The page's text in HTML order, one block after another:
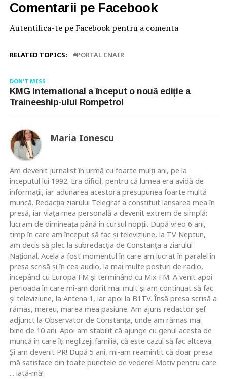
Comentarii pe Facebook
Autentifica-te pe Facebook pentru a comenta
RELATED TOPICS: PORTAL CNAIR
DON'T MISS
KMG International a început o nouă ediție a
Traineeship-ului Rompetrol
Maria Ionescu
Am devenit jurnalist în urmă cu foarte mulţi ani, pe la
începutul lui 1992. Era dificil, pentru că lumea era avidă de
informaţii, iar adunarea acestora presupunea foarte multă
muncă. Redacţia ziarului Telegraf a constituit lansarea mea în
presă, iar viaţa mea personală a devenit extrem de simplă:
lucram de dimineaţa până în cursul nopţii. După vreo 6 ani,
timp în care am început să fac şi televiziune, la TV Neptun,
am decis să plec la subredacţia de Constanţa a ziarului
Naţional. Acela a fost momentul în care am lucrat în paralel în
presa scrisă şi în cea audio, la mai multe posturi de radio,
începând cu Europa FM şi terminând cu Mix FM. A venit apoi
perioada în care mi-am dorit mai mult şi am continuat să fac
şi televiziune, la Antena 1, iar apoi la B1TV. Însă presa scrisă a
rămas, mereu, marea mea pasiune. Am ajuns redactor şef
adjunct la Observator de Constanţa, unde am rămas mai
bine de 10 ani. Apoi am stabilit că ajunge cu genul acesta de
muncă în care îţi neglizeji familia, că este cazul să fac altceva.
Şi am devenit PR! După 5 ani, mi-am reamintit că doar presa
mă satisface din toate punctele de vedere! Motiv pentru care
... iată-mă!